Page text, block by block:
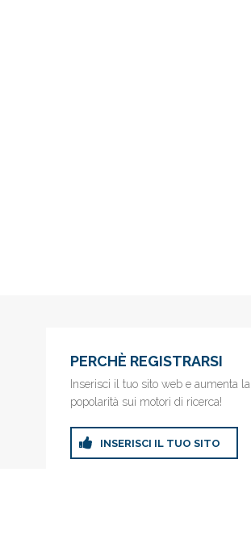
PERCHÈ REGISTRARSI
Inserisci il tuo sito web e aumenta la
popolarità sui motori di ricerca!
INSERISCI IL TUO SITO